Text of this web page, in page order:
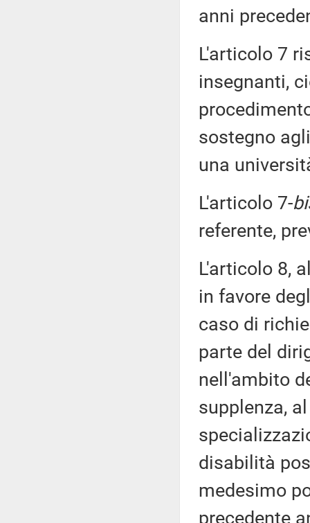
anni
L'articolo 7
insegnanti,
sostegno
una
L'articolo 7-
referente,
L'articolo 8,
in favore
caso di
parte del
nell'ambito
supplenza,
disabilità
medesimo
precedente